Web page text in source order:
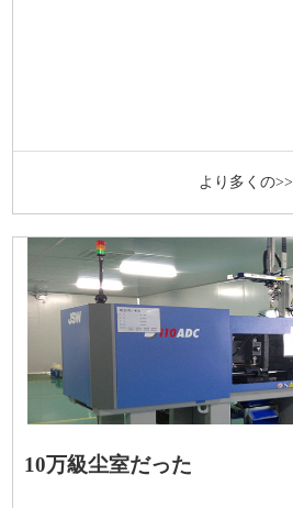
より多くの>>
10万級尘室だった